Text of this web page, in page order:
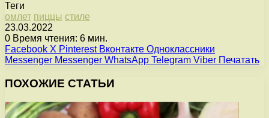
Теги
омлет пиццы стиле
23.03.2022
0 Время чтения: 6 мин.
Facebook X Pinterest Вконтакте Одноклассники
Messenger Messenger WhatsApp Telegram Viber Печатать
ПОХОЖИЕ СТАТЬИ